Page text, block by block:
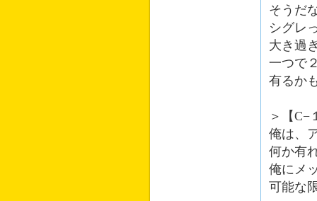
そうだ
シグレ
大き過
一つで
有るか
＞【C−
俺は、
何か有
俺にメ
可能な